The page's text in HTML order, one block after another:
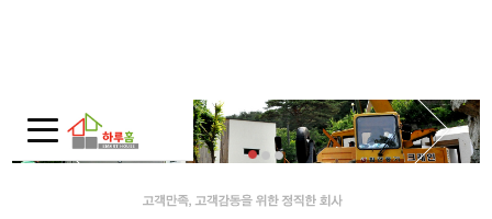
인사말
주택전시관 / 오시는길